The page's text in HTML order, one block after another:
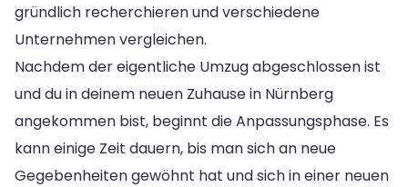
gründlich recherchieren und verschiedene
Unternehmen vergleichen.
Nachdem der eigentliche Umzug abgeschlossen ist
und du in deinem neuen Zuhause in Nürnberg
angekommen bist, beginnt die Anpassungsphase. Es
kann einige Zeit dauern, bis man sich an neue
Gegebenheiten gewöhnt hat und sich in einer neuen